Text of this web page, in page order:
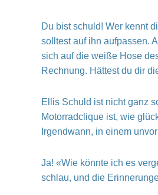
Du bist schuld! Wer kennt
solltest auf ihn aufpassen.
sich auf die weiße Hose
Rechnung. Hättest du dir
Ellis Schuld ist nicht ganz
Motorradclique ist, wie
Irgendwann, in einem
Ja! «Wie könnte ich es
schlau, und die